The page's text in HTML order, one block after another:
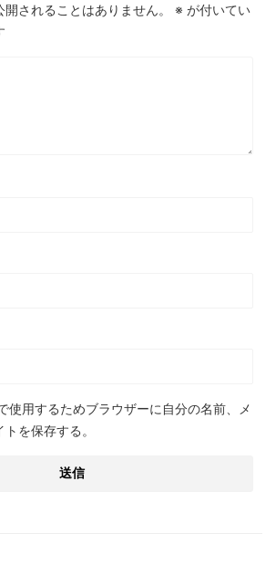
されることはありません。 ※ が付いてい
使用するためブラウザーに自分の名前、メ
を保存する。